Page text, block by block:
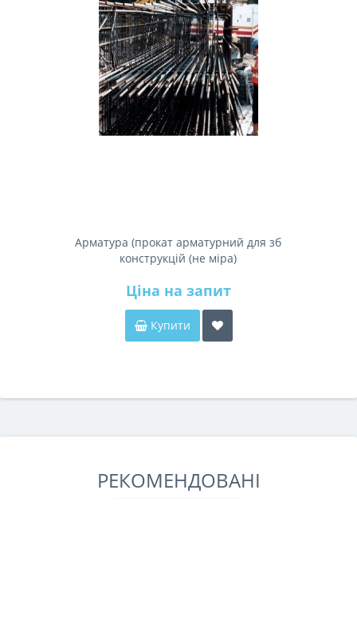
Арматура (прокат арматурний для зб
конструкцій (не міра)
Ціна на запит
Купити
РЕКОМЕНДОВАНІ